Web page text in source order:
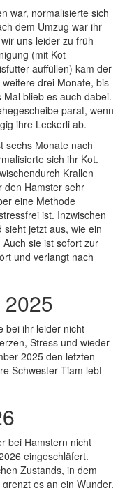
war, normalisierte sich
dem Umzug war ihr
uns leider zu früh
(mit Kot
auffüllen) kam der
drei Monate, bis
blieb es auch dabei.
parat, wenn
ihre Leckerli ab.
sechs Monate nach
sich ihr Kot.
Krallen
den Hamster sehr
eine Methode
ist. Inzwischen
jetzt aus, wie ein
sie ist sofort zur
und verlangt nach
bei ihr leider nicht
Stress und wieder
2025 den letzten
Schwester Tiam lebt
bei Hamstern nicht
eingeschläfert.
Zustands, in dem
es an ein Wunder,